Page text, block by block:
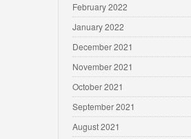
February 2022
January 2022
December 2021
November 2021
October 2021
September 2021
August 2021